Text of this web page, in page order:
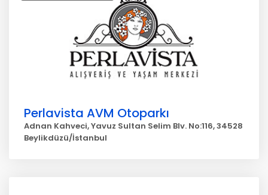
Perlavista AVM Otoparkı
Adnan Kahveci, Yavuz Sultan Selim Blv. No:116, 34528
Beylikdüzü/İstanbul